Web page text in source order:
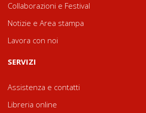
Collaborazioni e Festival
Notizie e Area stampa
Lavora con noi
SERVIZI
Assistenza e contatti
Libreria online